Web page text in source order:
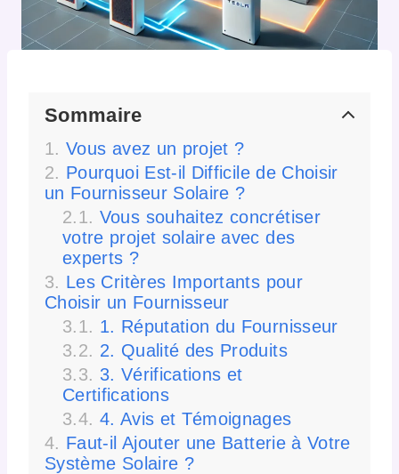
Sommaire
Vous avez un projet ?
Pourquoi Est-il Difficile de Choisir
un Fournisseur Solaire ?
Vous souhaitez concrétiser
votre projet solaire avec des
experts ?
Les Critères Importants pour
Choisir un Fournisseur
1. Réputation du Fournisseur
2. Qualité des Produits
3. Vérifications et
Certifications
4. Avis et Témoignages
Faut-il Ajouter une Batterie à Votre
Système Solaire ?